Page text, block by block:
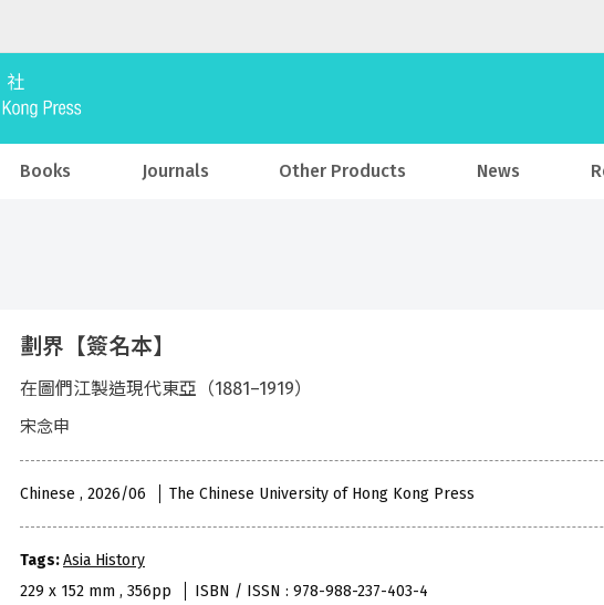
Books Journals Other Products News
劃界【簽名本】
在圖們江製造現代東亞（1881–1919）
宋念申
Chinese , 2026/06 The Chinese University of Hong Kong Press
Tags:Asia History
229 x 152 mm , 356pp
ISBN / ISSN : 978-988-237-403-4